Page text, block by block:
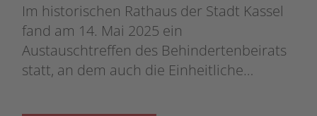
Im historischen Rathaus der Stadt Kassel
fand am 14. Mai 2025 ein
Austauschtreffen des Behindertenbeirats
statt, an dem auch die Einheitliche…